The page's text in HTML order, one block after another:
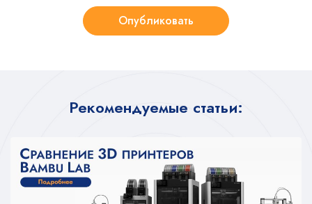
Опубликовать
Рекомендуемые статьи: